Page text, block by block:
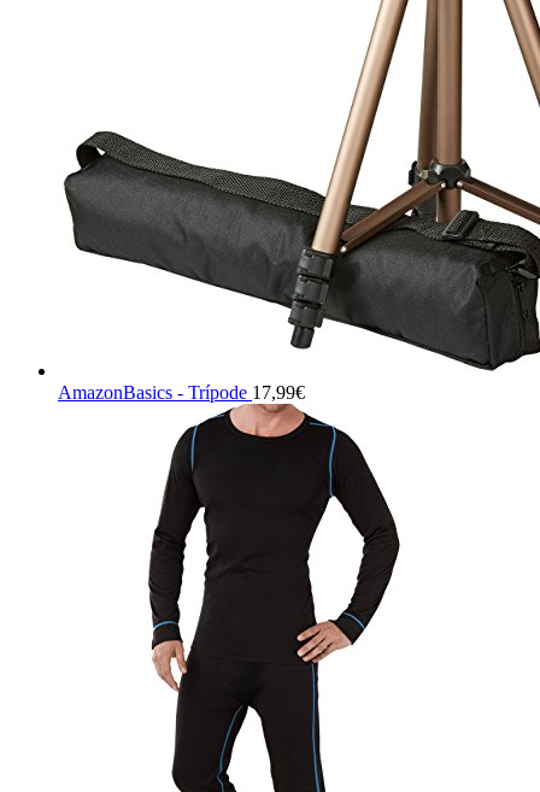
AmazonBasics - Trípode 17,99€